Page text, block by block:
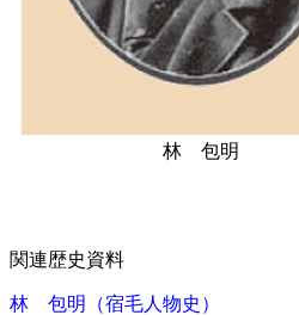
林 包明
関連歴史資料
林 包明（宿毛人物史）